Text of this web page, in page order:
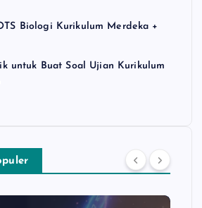
Biologi Kurikulum Merdeka +
untuk Buat Soal Ujian Kurikulum